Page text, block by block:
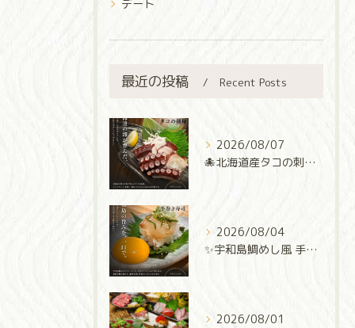
デート
最近の投稿 Recent Posts
2026/08/07
🐙北海道産タコの刺身🐙
2026/08/04
✨宇和島鯛めし風 手巻き寿司✨
2026/08/01